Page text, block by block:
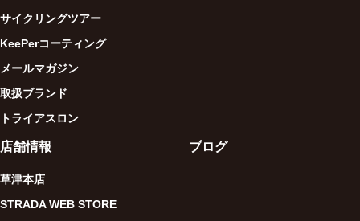
サイクリングツアー
KeePerコーティング
メールマガジン
取扱ブランド
トライアスロン
店舗情報
草津本店
STRADA WEB STORE
ブログ